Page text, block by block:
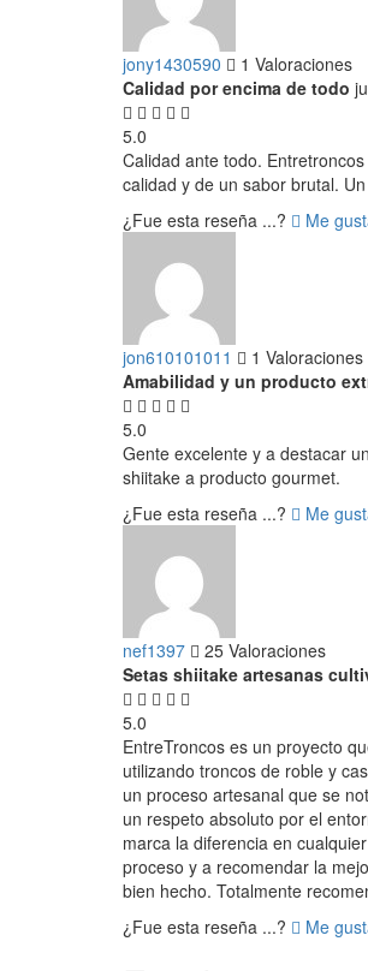
jony1430590
1 Valoraciones
Calidad por encima de todo
5.0
Calidad ante todo.
calidad y de un sabor brutal.
¿Fue esta reseña ...?
Me
jon610101011
1 Valoraciones
Amabilidad y un producto
5.0
Gente excelente y a destacar
shiitake a producto gourmet.
¿Fue esta reseña ...?
Me
nef1397
25 Valoraciones
Setas shiitake artesanas
5.0
EntreTroncos es un proyecto
utilizando troncos de roble y
un proceso artesanal que se
un respeto absoluto por el
marca la diferencia en
proceso y a recomendar la
bien hecho. Totalmente
¿Fue esta reseña ...?
Me